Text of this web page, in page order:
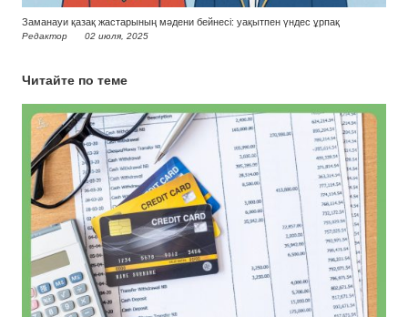
Заманауи қазақ жастарының мәдени бейнесі: уақытпен үндес ұрпақ
Редактор 02 июля, 2025
Читайте по теме